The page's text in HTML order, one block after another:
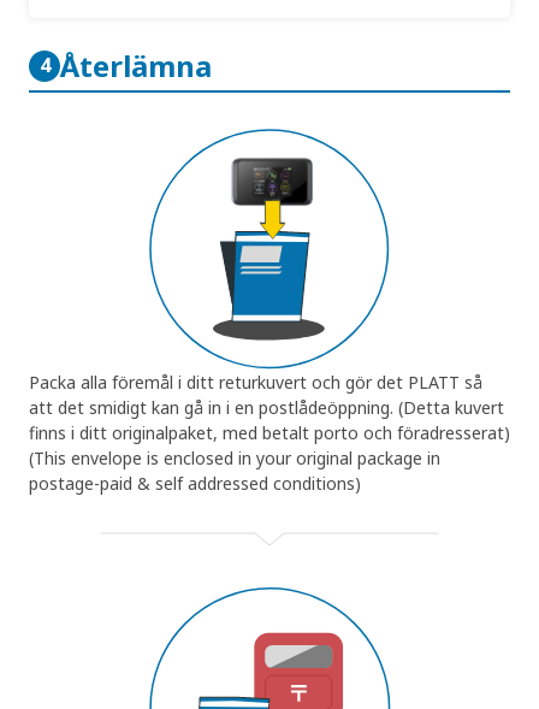
4 Återlämna
Packa alla föremål i ditt returkuvert och gör det PLATT så
att det smidigt kan gå in i en postlådeöppning. (Detta kuvert
finns i ditt originalpaket, med betalt porto och föradresserat)
(This envelope is enclosed in your original package in
postage-paid & self addressed conditions)